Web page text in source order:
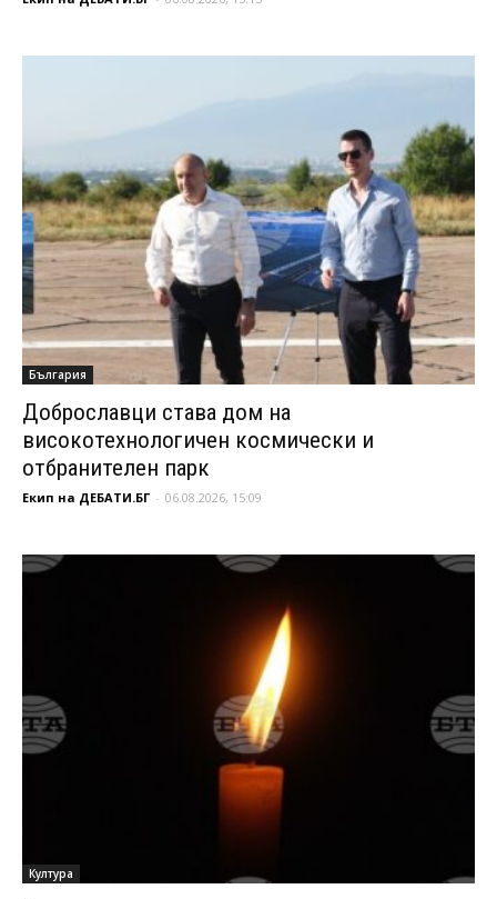
България
Доброславци става дом на
високотехнологичен космически и
отбранителен парк
Екип на ДЕБАТИ.БГ - 06.08.2026, 15:09
Култура